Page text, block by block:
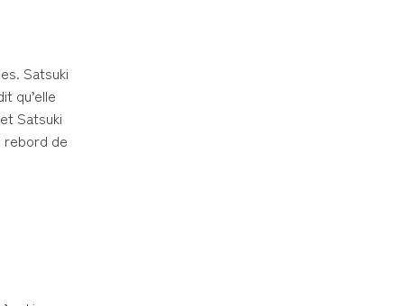
Satsuki
qu’elle
Satsuki
rebord de